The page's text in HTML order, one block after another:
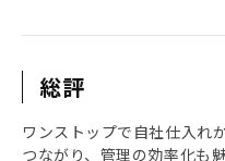
総評
ワンストップで自社仕入れ
つながり、管理の効率化も